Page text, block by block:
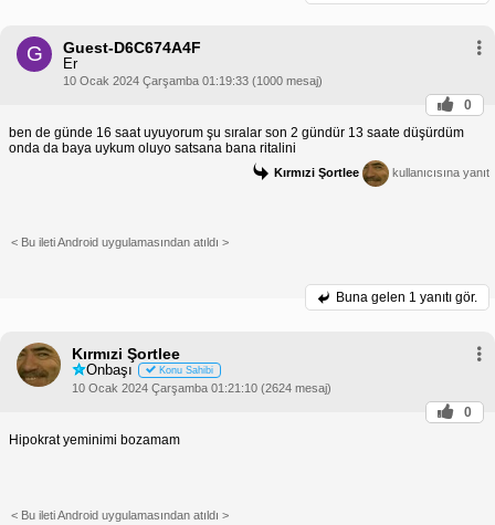
G Guest-D6C674A4F
Er
10 Ocak 2024 Çarşamba 01:19:33 (1000 mesaj)
0
ben de günde 16 saat uyuyorum şu sıralar son 2 gündür 13 saate düşürdüm
onda da baya uykum oluyo satsana bana ritalini
Kırmızi Şortlee kullanıcısına yanıt
< Bu ileti Android uygulamasından atıldı >
Buna gelen 1 yanıtı gör.
Kırmızi Şortlee
Onbaşı Konu Sahibi
10 Ocak 2024 Çarşamba 01:21:10 (2624 mesaj)
0
Hipokrat yeminimi bozamam
< Bu ileti Android uygulamasından atıldı >